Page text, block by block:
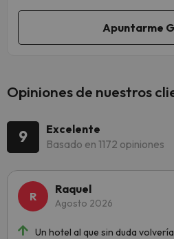
Opiniones de nuestros
9
Excelente
Basado en 1172 opiniones
Raquel
Agosto 2026
Un hotel al que sin duda